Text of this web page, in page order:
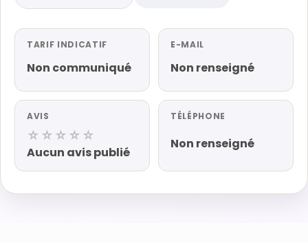
TARIF INDICATIF
Non communiqué
E-MAIL
Non renseigné
AVIS
☆☆☆☆☆
Aucun avis publié
TÉLÉPHONE
Non renseigné